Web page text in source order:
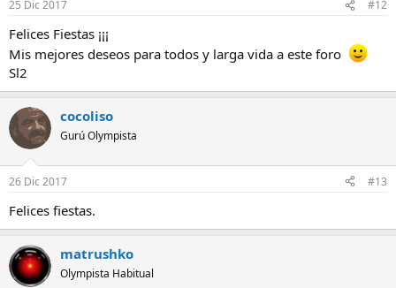
25 Dic 2017 #12
Felices Fiestas ¡¡¡
Mis mejores deseos para todos y larga vida a este foro
Sl2
cocoliso
Gurú Olympista
26 Dic 2017 #13
Felices fiestas.
matrushko
Olympista Habitual